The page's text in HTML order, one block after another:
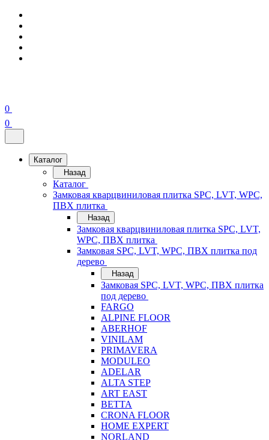
0
0
Каталог
Назад
Каталог
Замковая кварцвиниловая плитка SPC, LVT, WPC,
ПВХ плитка
Назад
Замковая кварцвиниловая плитка SPC, LVT,
WPC, ПВХ плитка
Замковая SPC, LVT, WPC, ПВХ плитка под
дерево
Назад
Замковая SPC, LVT, WPC, ПВХ плитка
под дерево
FARGO
ALPINE FLOOR
ABERHOF
VINILAM
PRIMAVERA
MODULEO
ADELAR
ALTA STEP
ART EAST
BETTA
CRONA FLOOR
HOME EXPERT
NORLAND